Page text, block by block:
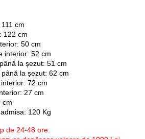
cm
122 cm
50 cm
interior: 52 cm
la șezut: 51 cm
la șezut: 62 cm
72 cm
27 cm
cm
120 Kg
de 24-48 ore.